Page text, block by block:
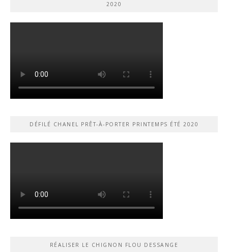
2020
DÉFILÉ CHANEL PRÊT-À-PORTER PRINTEMPS ÉTÉ 2020
RÉALISER LE CHIGNON FLOU DESSANGE